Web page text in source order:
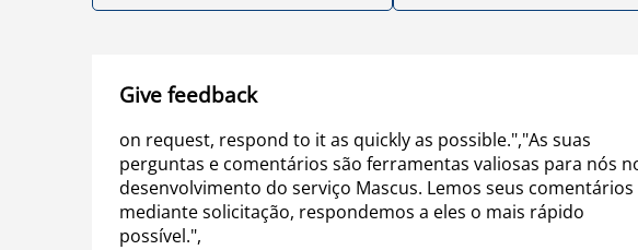
Give feedback
on request, respond to it as quickly as possible.","As suas
perguntas e comentários são ferramentas valiosas para nós
desenvolvimento do serviço Mascus. Lemos seus comentários
mediante solicitação, respondemos a eles o mais rápido
possível.",